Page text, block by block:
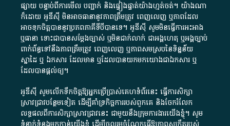
ផ្សាយ​ បន្ទាប់​ពី​ការ​មើល​ បញ្ជាក់​ និង​ផ្ទៀងផ្ទាត់​យ៉ាង​ហ្មត់ចត់​។​ យ៉ាងណា​
ក៏​ដោយ​ អូ​ឌី​ស៊ី​ មិន​អាច​ធានា​នូវ​ភាព​ត្រឹមត្រូវ​ ពេញលេញ​ ឬ​ភាព​ដែល​
អាច​ទុកចិត្ត​បាននូវ​ប្រភព​ភាគី​ទី​បី​បាន​ទេ​។​ អូ​ឌី​ស៊ី​ សូម​មិន​ធ្វើការ​អះអាង​
ឬ​ធានា​ ទោះជា​បាន​សម្តែង​ច្បាស់​ ឬ​មិន​ជាក់លាក់​ ជា​អង្គហេតុ​ ឬ​អង្គច្បាប់​
ពាក់ព័ន្ធ​ទៅ​នឹង​ភាព​ត្រឹមត្រូវ​ ពេញលេញ​ ឬ​ភាព​សម​ស្រប​នៃ​ទិន្នន័យ​
ស្នាដៃ​ ឬ​ ឯកសារ​ ដែល​មាន​ ឬ​ដែល​បាន​យក​មក​យោង​ជា​ឯកសារ​ ឬ​
ដែល​បាន​ផ្តល់​ឲ្យ​។
អូឌីស៊ី សូមលើកទឹកចិត្តឱ្យអ្នកប្រើប្រាស់គេហទំព័រនេះ ធ្វើការសិក្សា
ស្រាវជ្រាវបន្ថែមទៀត ដើម្បីគាំទ្រកិច្ចការ​របស់ពួកគេ និងចែករំលែក
លទ្ធផលពីការសិក្សាស្រាវជ្រាវនេះ ជាមួយនឹងក្រុមការងារយើងខ្ញុំ។ សូម